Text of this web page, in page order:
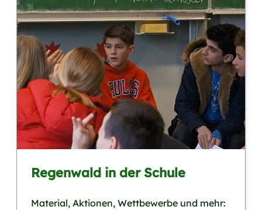
Regenwald in der Schule
Material, Aktionen, Wettbewerbe und mehr: